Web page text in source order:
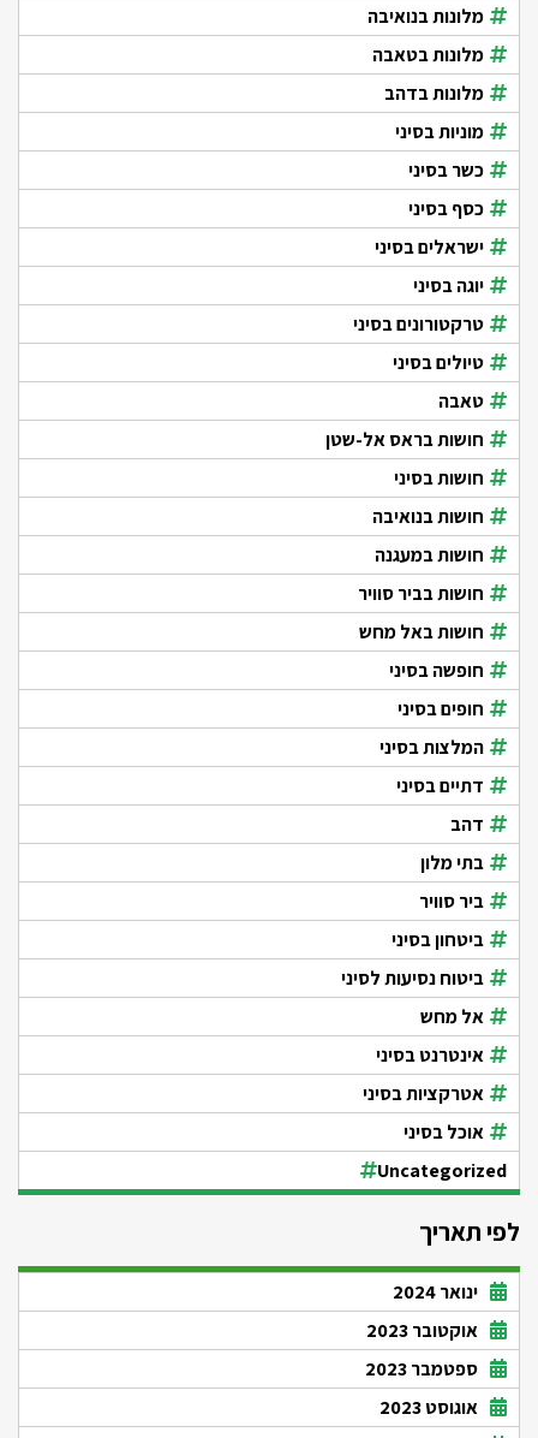
מלונות בנואיבה
מלונות בטאבה
מלונות בדהב
מוניות בסיני
כשר בסיני
כסף בסיני
ישראלים בסיני
יוגה בסיני
טרקטורונים בסיני
טיולים בסיני
טאבה
חושות בראס אל-שטן
חושות בסיני
חושות בנואיבה
חושות במעגנה
חושות בביר סוויר
חושות באל מחש
חופשה בסיני
חופים בסיני
המלצות בסיני
דתיים בסיני
דהב
בתי מלון
ביר סוויר
ביטחון בסיני
ביטוח נסיעות לסיני
אל מחש
אינטרנט בסיני
אטרקציות בסיני
אוכל בסיני
Uncategorized
לפי תאריך
ינואר 2024
אוקטובר 2023
ספטמבר 2023
אוגוסט 2023